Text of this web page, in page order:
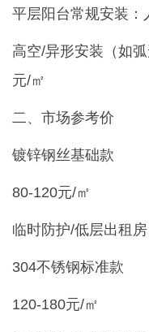
平层阳台常规安装：
高空/异形安装（如
元/㎡
二、市场参考价
镀锌钢丝基础款
80-120元/㎡
临时防护/低层出租房
304不锈钢标准款
120-180元/㎡